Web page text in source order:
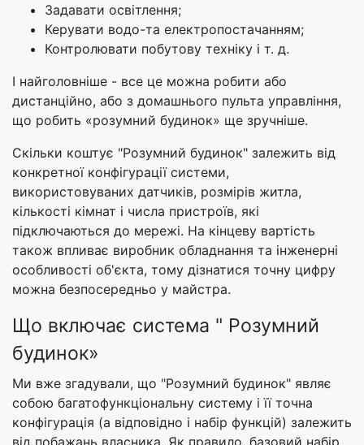
Задавати освітлення;
Керувати водо-та електропостачанням;
Контролювати побутову техніку і т. д.
І найголовніше - все це можна робити або
дистанційно, або з домашнього пульта управління,
що робить «розумний будинок» ще зручніше.
Скільки коштує "Розумний будинок" залежить від
конкретної конфігурації системи,
використовуваних датчиків, розмірів житла,
кількості кімнат і числа пристроїв, які
підключаються до мережі. На кінцеву вартість
також впливає виробник обладнання та інженерні
особливості об'єкта, тому дізнатися точну цифру
можна безпосередньо у майстра.
Що включає система " Розумний
будинок»
Ми вже згадували, що "Розумний будинок" являє
собою багатофункціональну систему і її точна
конфігурація (а відповідно і набір функцій) залежить